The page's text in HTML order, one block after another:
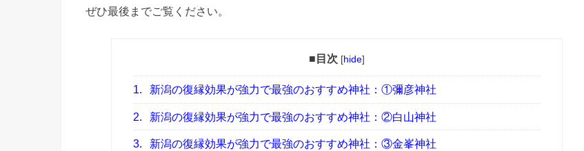
ぜひ最後までご覧ください。
■目次 [hide]
1. 新潟の復縁効果が強力で最強のおすすめ神社：①彌彦神社
2. 新潟の復縁効果が強力で最強のおすすめ神社：②白山神社
3. 新潟の復縁効果が強力で最強のおすすめ神社：③金峯神社